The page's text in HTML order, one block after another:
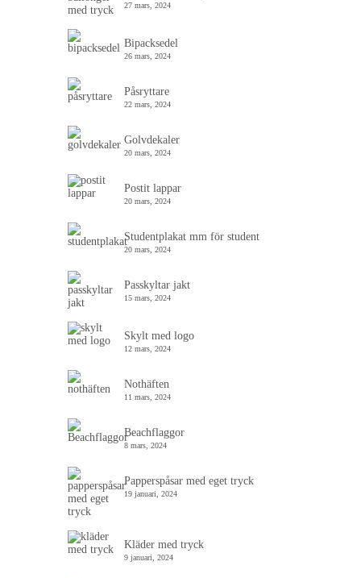
27 mars, 2024
Bipacksedel
26 mars, 2024
Påsryttare
22 mars, 2024
Golvdekaler
20 mars, 2024
Postit lappar
20 mars, 2024
Studentplakat mm för student
20 mars, 2024
Passkyltar jakt
15 mars, 2024
Skylt med logo
12 mars, 2024
Nothäften
11 mars, 2024
Beachflaggor
8 mars, 2024
Papperspåsar med eget tryck
19 januari, 2024
Kläder med tryck
9 januari, 2024